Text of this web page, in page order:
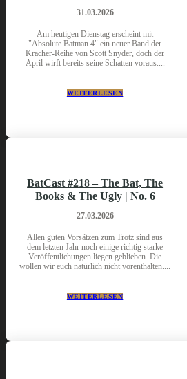
31.03.2026
Am heutigen Dienstag erscheint mit
"Absolute Batman 4" ein neuer Band der
Kracher-Reihe von Scott Snyder, doch der
April wirft bereits seine Schatten voraus....
WEITERLESEN
BatCast #218 – The Bat, The
Books & The Ugly | No. 6
27.03.2026
Allen guten Vorsätzen zum Trotz sind aus
dem letzten Jahr noch einige richtig starke
Veröffentlichungen liegen geblieben. Die
wollen wir euch natürlich nicht vorenthalten....
WEITERLESEN